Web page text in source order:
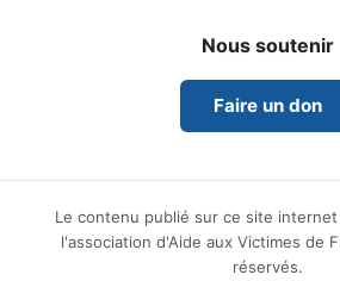
Nous soutenir
Faire un don
Le contenu publié sur ce site
l'association d'Aide aux Victimes de
réservés.